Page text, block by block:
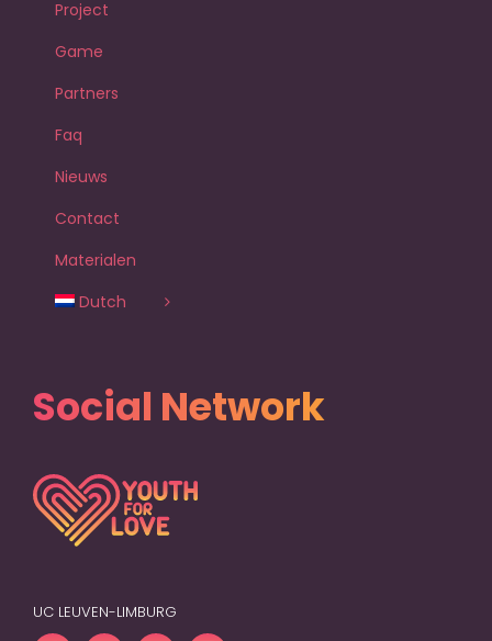
Project
Game
Partners
Faq
Nieuws
Contact
Materialen
Dutch
Social Network
UC LEUVEN-LIMBURG